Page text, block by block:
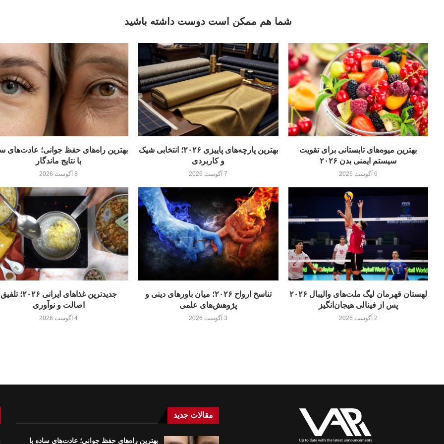
شما هم ممکن است دوست داشته باشید
بهترین راه‌های حفظ جوانی؛ عادت‌های
با نتایج ماندگار
8 آگوست 2026
بهترین پارچه‌های پاییزی ۲۰۲۶؛ انتخابی شیک
و کاربردی
7 آگوست 2026
بهترین میوه‌های تابستانی برای تقویت
سیستم ایمنی بدن ۲۰۲۶
6 آگوست 2026
جدیدترین غذاهای ایرانی ۲۰۲۶؛ تلفیق
اصالت و نوآوری
4 آگوست 2026
تناسخ ارواح ۲۰۲۶؛ میان باورهای دینی و
پژوهش‌های علمی
3 آگوست 2026
لهستان قهرمان لیگ ملت‌های والیبال ۲۰۲۶
پس از فینالی هیجان‌انگیز
2 آگوست 2026
مقالات جدید
بهترین راه‌های حفظ جوانی؛ عادت‌های ساده با